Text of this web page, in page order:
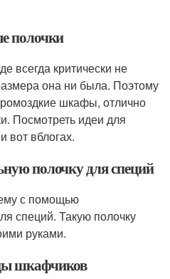
полочки
всегда критически не
она ни была. Поэтому
шкафы, отлично
Посмотреть идеи для
вот вблогах.
полочку для специй
с помощью
специй. Такую полочку
руками.
шкафчиков